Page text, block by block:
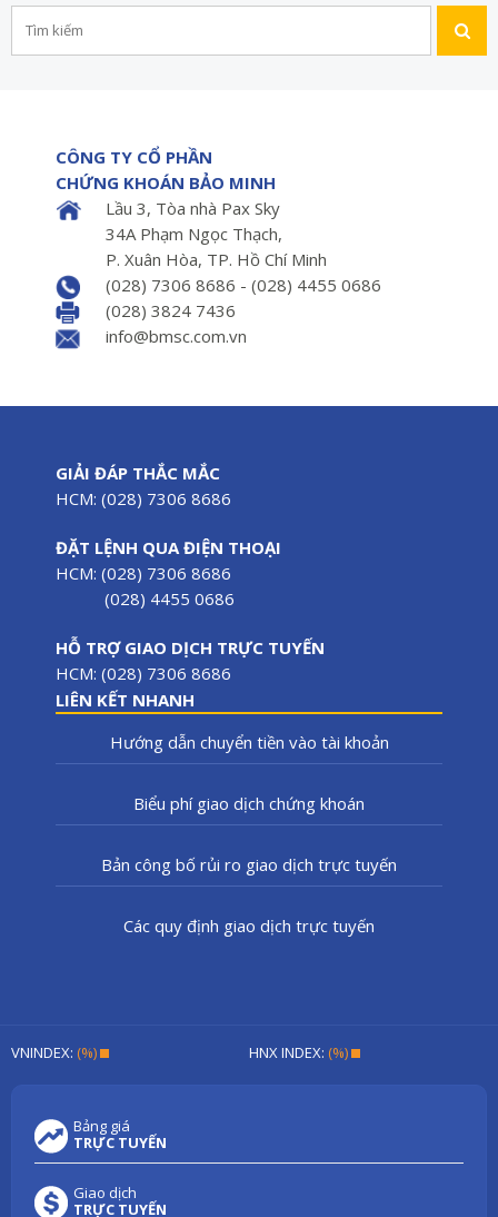
CÔNG TY CỔ PHẦN
CHỨNG KHOÁN BẢO MINH
Lầu 3, Tòa nhà Pax Sky
34A Phạm Ngọc Thạch,
P. Xuân Hòa, TP. Hồ Chí Minh
(028) 7306 8686 - (028) 4455 0686
(028) 3824 7436
info@bmsc.com.vn
GIẢI ĐÁP THẮC MẮC
HCM: (028) 7306 8686
ĐẶT LỆNH QUA ĐIỆN THOẠI
HCM: (028) 7306 8686
(028) 4455 0686
HỖ TRỢ GIAO DỊCH TRỰC TUYẾN
HCM: (028) 7306 8686
LIÊN KẾT NHANH
Hướng dẫn chuyển tiền vào tài khoản
Biểu phí giao dịch chứng khoán
Bản công bố rủi ro giao dịch trực tuyến
Các quy định giao dịch trực tuyến
VNINDEX: (%) HNX INDEX: (%)
Bảng giá
TRỰC TUYẾN
Giao dịch
TRỰC TUYẾN